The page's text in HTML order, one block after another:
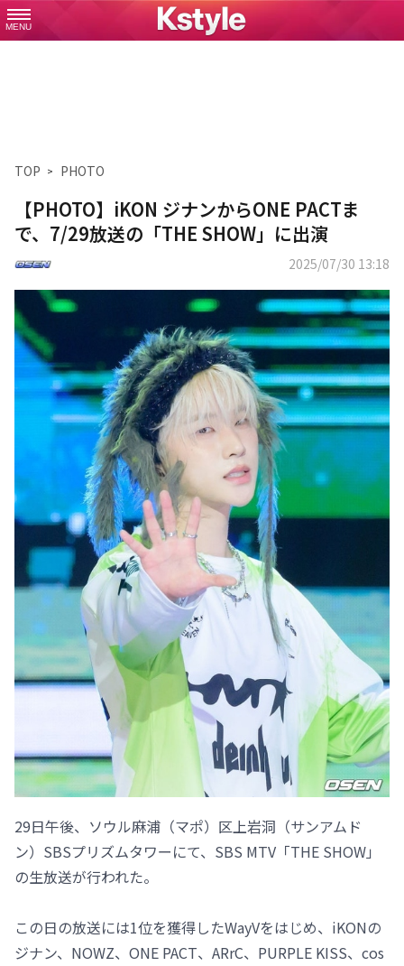
MENU
TOP PHOTO
【PHOTO】iKON ジナンからONE PACTま
で、7/29放送の「THE SHOW」に出演
2025/07/30 13:18
29日午後、ソウル麻浦（マポ）区上岩洞（サンアムド
ン）SBSプリズムタワーにて、SBS MTV「THE SHOW」
の生放送が行われた。
この日の放送には1位を獲得したWayVをはじめ、iKONの
ジナン、NOWZ、ONE PACT、ARrC、PURPLE KISS、cos